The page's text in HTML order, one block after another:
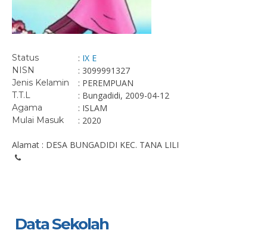
Status : IX E
NISN : 3099991327
Jenis Kelamin : PEREMPUAN
T.T.L : Bungadidi, 2009-04-12
Agama : ISLAM
Mulai Masuk : 2020
Alamat : DESA BUNGADIDI KEC. TANA LILI
Data Sekolah